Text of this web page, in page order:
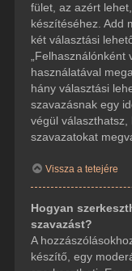
fület, az azért
készítéséhez. Add
két választási
„Felhasználónként
használatával
hány választási
szavazásnak egy
végül
szavazatokat
Vissza a tetejére
Hogyan
szavazást?
A
készítő, egy